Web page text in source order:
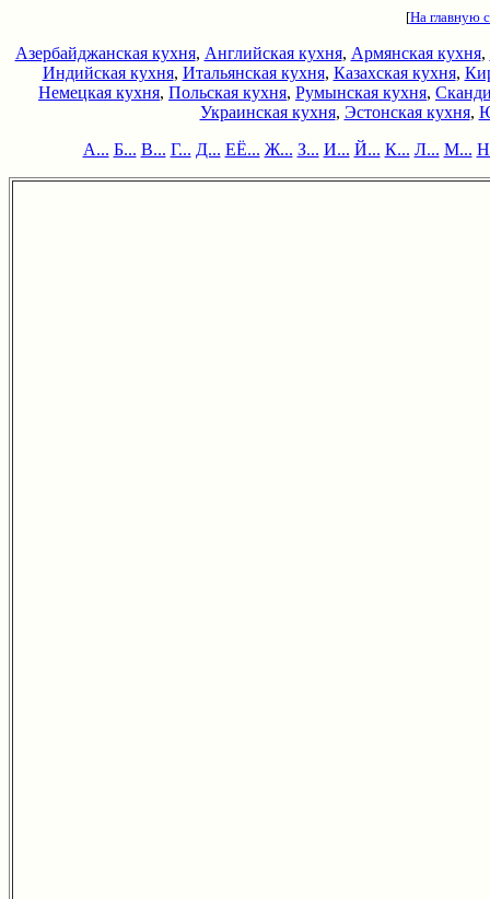
[На главную
Азербайджанская кухня, Английская кухня, Армянская кухня,
Индийская кухня, Итальянская кухня, Казахская кухня,
Немецкая кухня, Польская кухня, Румынская кухня,
Украинская кухня, Эстонская кухня,
А... Б... В... Г... Д... ЕЁ... Ж... З... И... Й... К... Л... М...